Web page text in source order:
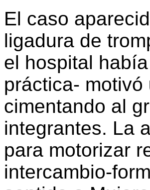
El caso
ligadura de
el hospital
práctica-
cimentando al
integrantes. La
para motorizar
intercambio-